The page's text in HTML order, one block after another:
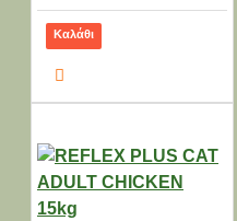
Καλάθι